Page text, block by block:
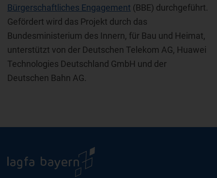
Bürgerschaftliches Engagement (BBE) durchgeführt.
Gefördert wird das Projekt durch das
Bundesministerium des Innern, für Bau und Heimat,
unterstützt von der Deutschen Telekom AG, Huawei
Technologies Deutschland GmbH und der
Deutschen Bahn AG.